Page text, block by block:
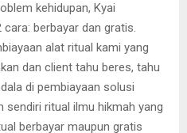
kehidupan, Kyai
berbayar dan gratis.
alat ritual kami yang
dan client tahu beres, tahu
di pembiayaan solusi
sendiri ritual ilmu hikmah yang
berbayar maupun gratis